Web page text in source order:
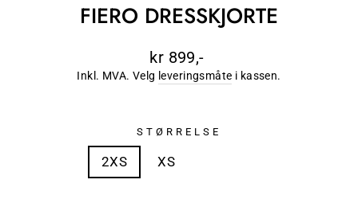
FIERO DRESSKJORTE
Ordinær
pris
kr 899,-
Inkl. MVA. Velg leveringsmåte i kassen.
STØRRELSE
2XS XS